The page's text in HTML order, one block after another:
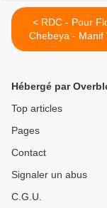
< RDC - Pour Floribert
Chebeya - Manif
dégage" à
Hébergé par
Top articles
Pages
Contact
Signaler un abus
C.G.U.